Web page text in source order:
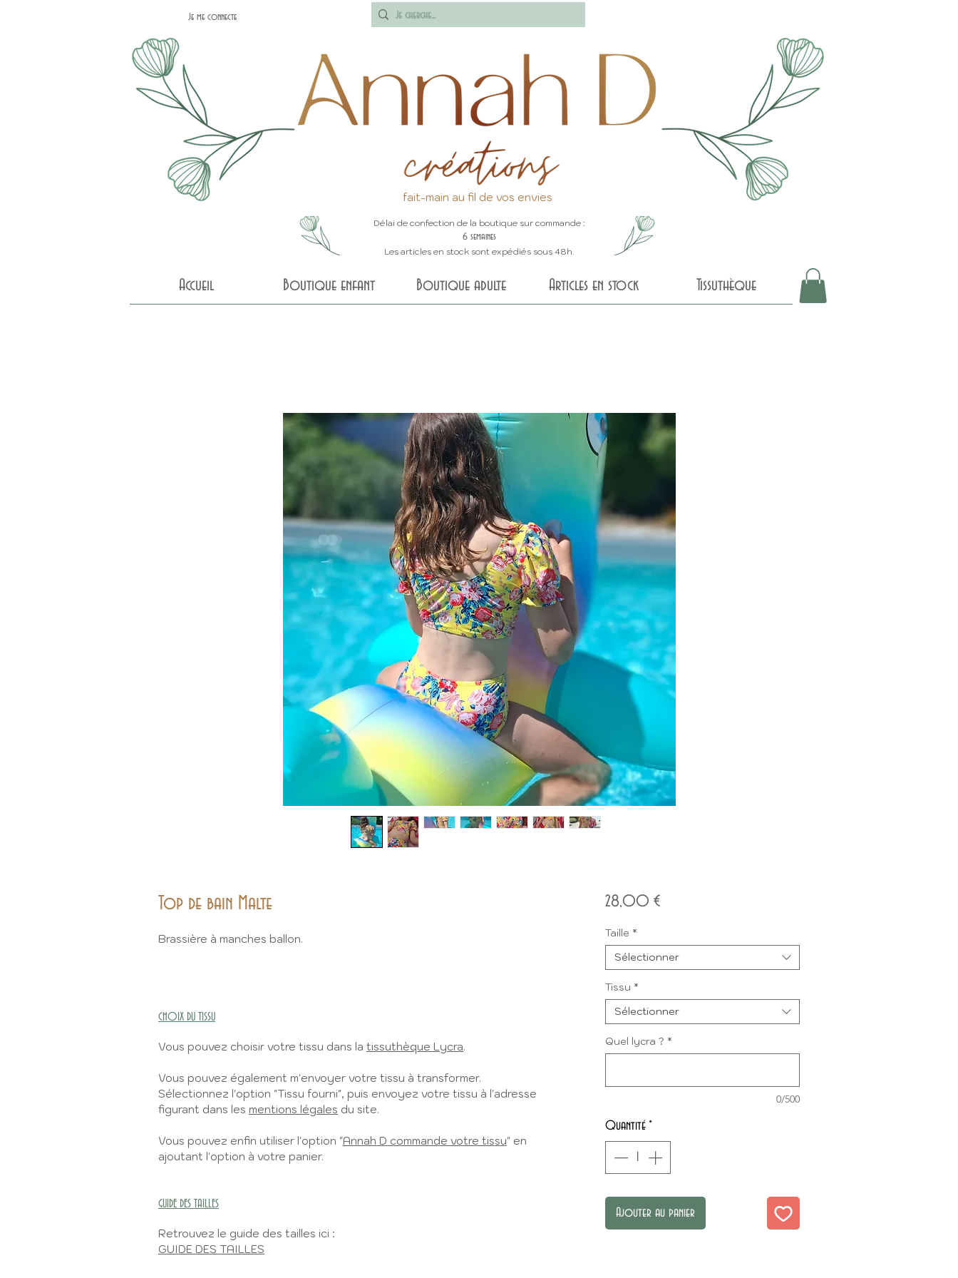
Je me connecte
fait-main au fil de vos envies
Délai de confection de la boutique sur commande :
6 semaines
Les articles en stock sont expédiés sous 48h.
Accueil Boutique enfant Boutique adulte Articles en stock Tissuthèque
Top de bain Malte
Brassière à manches ballon.
CHOIX DU TISSU
Vous pouvez choisir votre tissu dans la tissuthèque Lycra.
Vous pouvez également m'envoyer votre tissu à transformer.
Sélectionnez l'option "Tissu fourni", puis envoyez votre tissu à l'adresse
figurant dans les mentions légales du site.
Vous pouvez enfin utiliser l'option "Annah D commande votre tissu" en
ajoutant l'option à votre panier.
GUIDE DES TAILLES
Retrouvez le guide des tailles ici :
GUIDE DES TAILLES
28,00 €Prix
Taille *
Sélectionner
Tissu *
Sélectionner
Quel lycra ? *
0/500
Quantité *
Ajouter au panier